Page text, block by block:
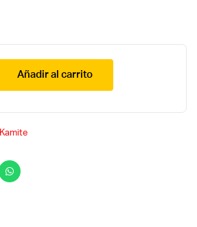
Añadir al carrito
Kamite